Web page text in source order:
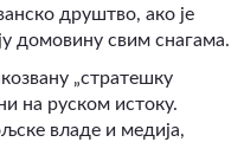
друштво, ако је
домовину свим снагама.
„стратешку
на руском истоку.
владе и медија,